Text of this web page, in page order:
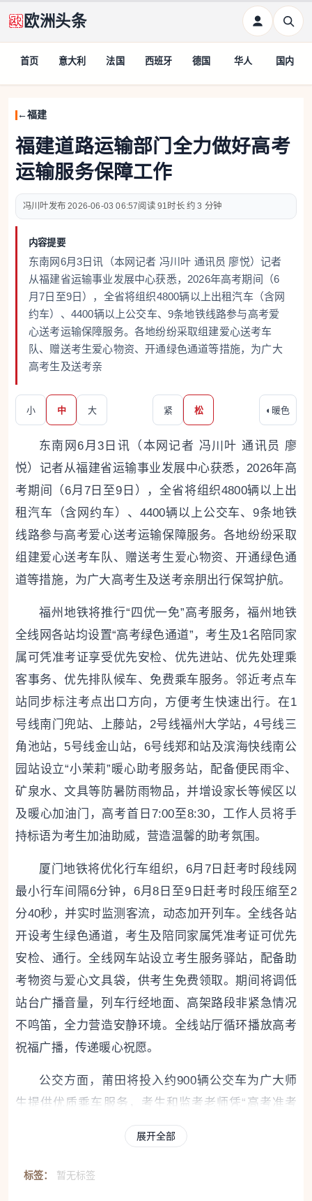
欧洲头条
首页 意大利 法国 西班牙 德国 华人 国内
福建
福建道路运输部门全力做好高考
运输服务保障工作
冯川叶 2026-06-03 06:57 91 约 3 分钟
内容提要
东南网6月3日讯（本网记者 冯川叶 通讯员 廖悦）记者
从福建省运输事业发展中心获悉，2026年高考期间（6
月7日至9日），全省将组织4800辆以上出租汽车（含网
约车）、4400辆以上公交车、9条地铁线路参与高考爱
心送考运输保障服务。各地纷纷采取组建爱心送考车
队、赠送考生爱心物资、开通绿色通道等措施，为广大
高考生及送考亲
小 中 大 紧 松 ◐ 暖色
东南网6月3日讯（本网记者 冯川叶 通讯员 廖
悦）记者从福建省运输事业发展中心获悉，2026年高
考期间（6月7日至9日），全省将组织4800辆以上出
租汽车（含网约车）、4400辆以上公交车、9条地铁
线路参与高考爱心送考运输保障服务。各地纷纷采取
组建爱心送考车队、赠送考生爱心物资、开通绿色通
道等措施，为广大高考生及送考亲朋出行保驾护航。
福州地铁将推行“四优一免”高考服务，福州地铁
全线网各站均设置“高考绿色通道”，考生及1名陪同家
属可凭准考证享受优先安检、优先进站、优先处理乘
客事务、优先排队候车、免费乘车服务。邻近考点车
站同步标注考点出口方向，方便考生快速出行。在1
号线南门兜站、上藤站，2号线福州大学站，4号线三
角池站，5号线金山站，6号线郑和站及滨海快线南公
园站设立“小茉莉”暖心助考服务站，配备便民雨伞、
矿泉水、文具等防暑防雨物品，并增设家长等候区以
及暖心加油门，高考首日7:00至8:30，工作人员将手
持标语为考生加油助威，营造温馨的助考氛围。
厦门地铁将优化行车组织，6月7日赶考时段线网
最小行车间隔6分钟，6月8日至9日赶考时段压缩至2
分40秒，并实时监测客流，动态加开列车。全线各站
开设考生绿色通道，考生及陪同家属凭准考证可优先
安检、通行。全线网车站设立考生服务驿站，配备助
考物资与爱心文具袋，供考生免费领取。期间将调低
站台广播音量，列车行经地面、高架路段非紧急情况
不鸣笛，全力营造安静环境。全线站厅循环播放高考
祝福广播，传递暖心祝愿。
公交方面，莆田将投入约900辆公交车为广大师
生提供优质乘车服务，考生和监考老师凭“高考准考
证”和“监考证”免费乘坐除高速快运专线以外的全市所
有公交线路。泉州开通高考定制直达专线，保障考生
顺畅赴考，并对考生实行凭准考证免费乘车政策。同
展开全部
标签： 暂无标签